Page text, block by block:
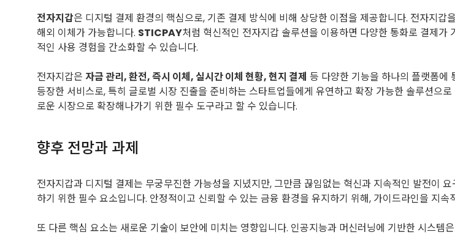
전자지갑은 디지털 결제 환경의 핵심으로, 기존 결제 방식에 비해 상당한 이점을 제공합니다. 전자지
해외 이체가 가능합니다. STICPAY처럼 혁신적인 전자지갑 솔루션을 이용하면 다양한 통화로 결제가
적인 사용 경험을 간소화할 수 있습니다.
전자지갑은 자금 관리, 환전, 즉시 이체, 실시간 이체 현황, 현지 결제 등 다양한 기능을 하나의 플랫폼에
등장한 서비스로, 특히 글로벌 시장 진출을 준비하는 스타트업들에게 유연하고 확장 가능한 솔루션으
로운 시장으로 확장해나가기 위한 필수 도구라고 할 수 있습니다.
향후 전망과 과제
전자지갑과 디지털 결제는 무궁무진한 가능성을 지녔지만, 그만큼 끊임없는 혁신과 지속적인 발전이
하기 위한 필수 요소입니다. 안정적이고 신뢰할 수 있는 금융 환경을 유지하기 위해, 가이드라인을 지속
또 다른 핵심 요소는 새로운 기술이 보안에 미치는 영향입니다. 인공지능과 머신러닝에 기반한 시스